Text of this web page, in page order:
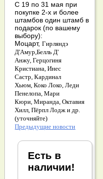
С 19 по 31 мая при
покупке 2-х и более
штамбов один штамб в
подарок (по вашему
выбору):
Моцарт,Гирляндэ
Д'Амур,Белль Д'
Анжу,Герцогиня
Кристиана,Инес
Састр,Кардинал
Хьюм,Коко Локо,Леди
Пенелопа,Мари
Кюри,Миранда,Октавия
Хилл,Пёрпл Лодж и др.
(уточняйте)
Предыдущие новости
Есть в
наличии!